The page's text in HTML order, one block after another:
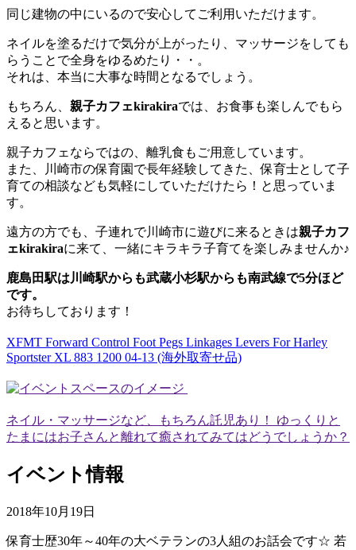
同じ建物の中にいるので安心してご利用いただけます。
ネイルを塗るだけで気分が上がったり、マッサージをしても
らうことで全身をゆるめたり・・。
それは、本当に大事な時間となるでしょう。
もちろん、 親子カフェkirakiraでは、お食事も楽しんでもら
えると思います。
親子カフェならではの、離乳食もご用意しています。
また、川崎市の保育園で長年経験してきた、保育士として子
育ての相談なども気軽にしていただけたら！と思っていま
す。
遠方の方でも、子連れで川崎市に遊びに来るときは親子カフ
ェkirakiraに来て、一緒にキラキラ子育てを楽しみませんか♪
鹿島田駅は川崎駅からも武蔵小杉駅からも南武線で5分ほど
です。
お待ちしております！
XFMT Forward Control Foot Pegs Linkages Levers For Harley
Sportster XL 883 1200 04-13 (海外取寄せ品)
ネイル・マッサージなど、もちろん託児あり！ ゆっくりと
たまにはお子さんと離れて癒されてみてはどうでしょうか？
イベント情報
2018年10月19日
保育士歴30年～40年の大ベテランの3人組のお話会です☆ 若